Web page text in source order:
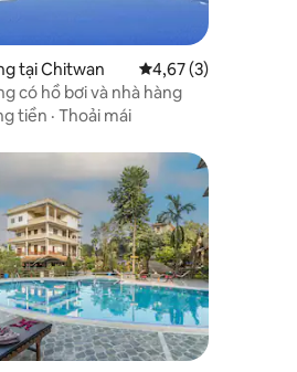
tại Chitwan Xếp hạng trung bình
4,67 (3)
có hồ bơi và nhà hàng
tiền · Thoải mái